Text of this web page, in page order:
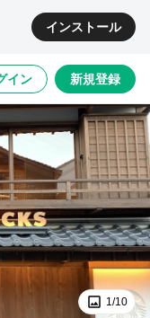
インストール
イン 新規登録
1/10